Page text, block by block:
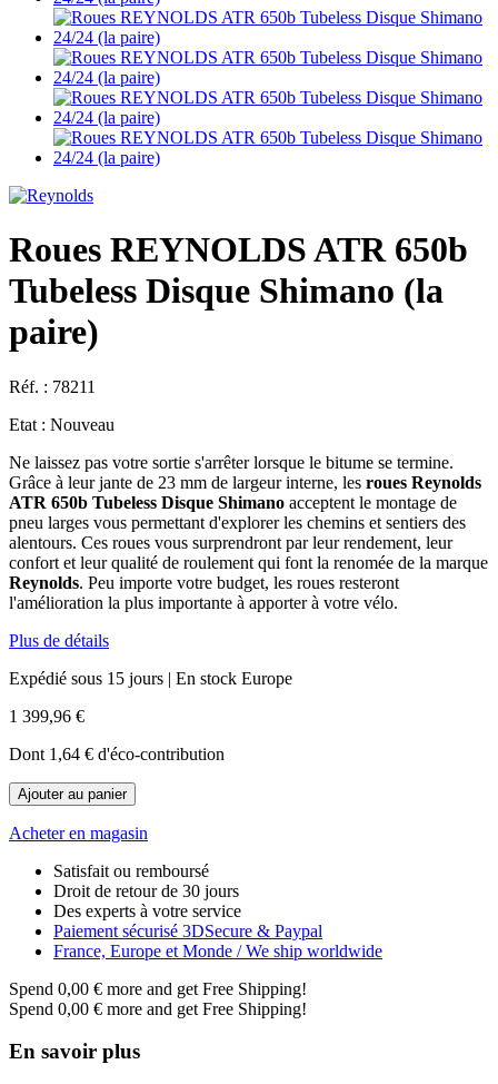
Roues REYNOLDS ATR 650b
Tubeless Disque Shimano (la
paire)
Réf. : 78211
Etat : Nouveau
Ne laissez pas votre sortie s'arrêter lorsque le bitume se termine.
Grâce à leur jante de 23 mm de largeur interne, les roues Reynolds
ATR 650b Tubeless Disque Shimano acceptent le montage de
pneu larges vous permettant d'explorer les chemins et sentiers des
alentours. Ces roues vous surprendront par leur rendement, leur
confort et leur qualité de roulement qui font la renomée de la marque
Reynolds. Peu importe votre budget, les roues resteront
l'amélioration la plus importante à apporter à votre vélo.
Plus de détails
Expédié sous 15 jours | En stock Europe
1 399,96 €
Dont 1,64 € d'éco-contribution
Ajouter au panier
Acheter en magasin
Satisfait ou remboursé
Droit de retour de 30 jours
Des experts à votre service
Paiement sécurisé 3DSecure & Paypal
France, Europe et Monde / We ship worldwide
Spend 0,00 € more and get Free Shipping!
Spend 0,00 € more and get Free Shipping!
En savoir plus